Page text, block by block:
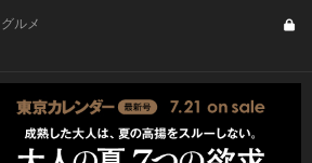
グルメ